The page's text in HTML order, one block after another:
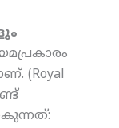
(Royal